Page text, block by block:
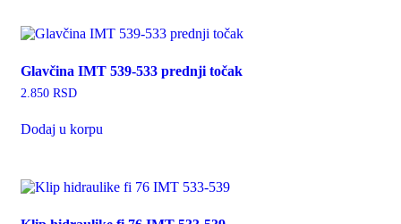
Glavčina IMT 539-533 prednji točak
2.850 RSD
Dodaj u korpu